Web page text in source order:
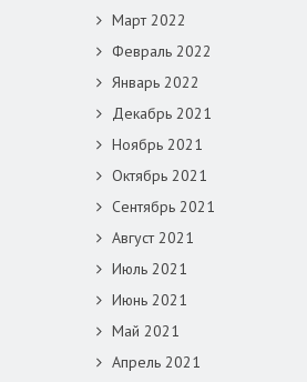
Март 2022
Февраль 2022
Январь 2022
Декабрь 2021
Ноябрь 2021
Октябрь 2021
Сентябрь 2021
Август 2021
Июль 2021
Июнь 2021
Май 2021
Апрель 2021